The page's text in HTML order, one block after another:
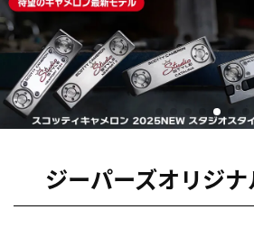
ジーパーズオリジ